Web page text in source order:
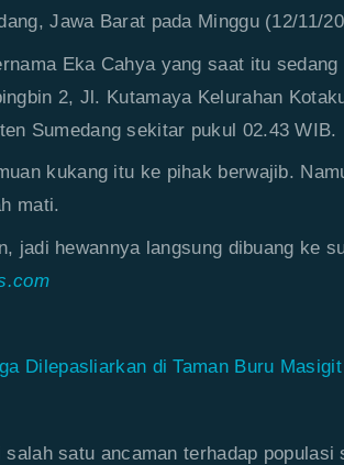
Jawa Barat pada Minggu (12/11/
Eka Cahya yang saat itu
2, Jl. Kutamaya Kelurahan
Sumedang sekitar pukul 02.43 WIB.
kukang itu ke pihak berwajib.
mati.
jadi hewannya langsung dibuang ke
Dilepasliarkan di Taman Buru
satu ancaman terhadap populasi